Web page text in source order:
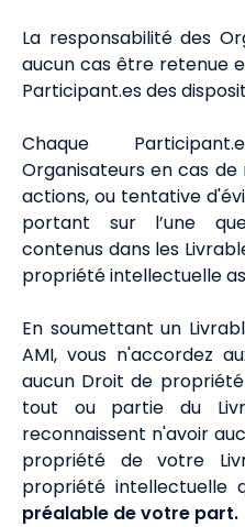
La responsabilité des
aucun cas être retenue
Participant.es des
Chaque
Organisateurs en cas
actions, ou tentative
portant sur l’une
contenus dans les
propriété intellectuelle
En soumettant un
AMI, vous n'accordez
aucun Droit de
tout ou partie du
reconnaissent n'avoir
propriété de votre
propriété intellectuelle
préalable de votre part.